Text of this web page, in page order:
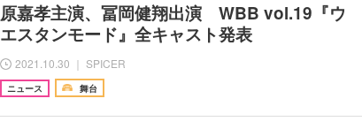
原嘉孝主演、冨岡健翔出演 WBB vol.19『ウ
エスタンモード』全キャスト発表
2021.10.30 ｜ SPICER
ニュース 舞台